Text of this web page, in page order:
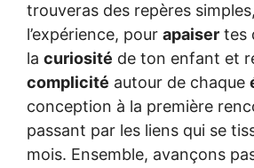
trouveras des repères
l’expérience, pour apaiser tes
la curiosité de ton enfant et
complicité autour de chaque
conception à la première
passant par les liens qui se
mois. Ensemble, avançons